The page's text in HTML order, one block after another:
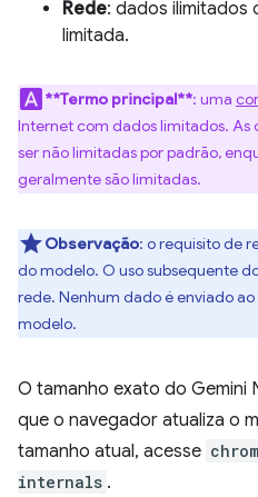
Rede: dados ilimitados
limitada.
**Termo principal**: uma
Internet com dados limitados. As
ser não limitadas por padrão,
geralmente são limitadas.
Observação: o requisito de
do modelo. O uso subsequente
rede. Nenhum dado é enviado
modelo.
O tamanho exato do Gemini
que o navegador atualiza o
tamanho atual, acesse
internals .